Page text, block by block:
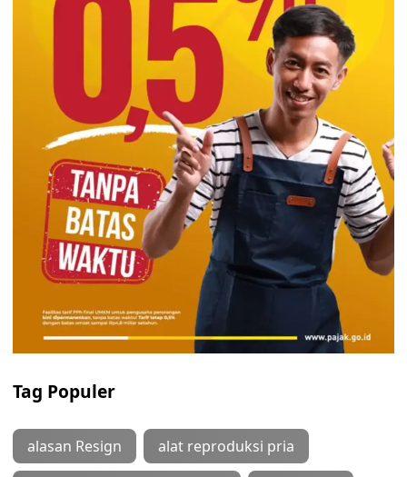
Tag Populer
alasan Resign alat reproduksi pria